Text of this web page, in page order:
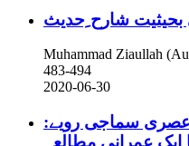
شارح ِحدیث
Muhammad Ziaullah
483-494
2020-06-30
عصری سماجی رویے: